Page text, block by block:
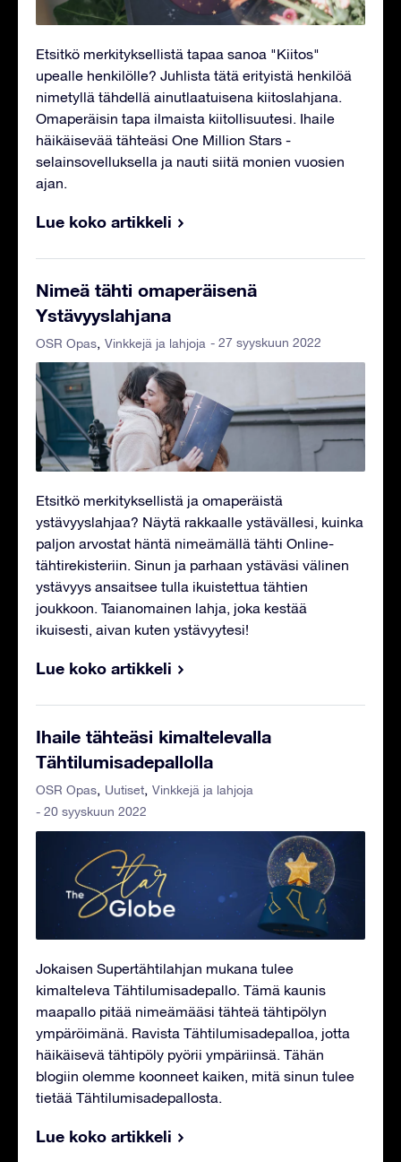
Etsitkö merkityksellistä tapaa sanoa "Kiitos"
upealle henkilölle? Juhlista tätä erityistä henkilöä
nimetyllä tähdellä ainutlaatuisena kiitoslahjana.
Omaperäisin tapa ilmaista kiitollisuutesi. Ihaile
häikäisevää tähteäsi One Million Stars -
selainsovelluksella ja nauti siitä monien vuosien
ajan.
Lue koko artikkeli
Nimeä tähti omaperäisenä
Ystävyyslahjana
OSR Opas Vinkkejä ja lahjoja - 27 syyskuun 2022
Etsitkö merkityksellistä ja omaperäistä
ystävyyslahjaa? Näytä rakkaalle ystävällesi, kuinka
paljon arvostat häntä nimeämällä tähti Online-
tähtirekisteriin. Sinun ja parhaan ystäväsi välinen
ystävyys ansaitsee tulla ikuistettua tähtien
joukkoon. Taianomainen lahja, joka kestää
ikuisesti, aivan kuten ystävyytesi!
Lue koko artikkeli
Ihaile tähteäsi kimaltelevalla
Tähtilumisadepallolla
OSR Opas Uutiset Vinkkejä ja lahjoja
- 20 syyskuun 2022
Jokaisen Supertähtilahjan mukana tulee
kimalteleva Tähtilumisadepallo. Tämä kaunis
maapallo pitää nimeämääsi tähteä tähtipölyn
ympäröimänä. Ravista Tähtilumisadepalloa, jotta
häikäisevä tähtipöly pyörii ympäriinsä. Tähän
blogiin olemme koonneet kaiken, mitä sinun tulee
tietää Tähtilumisadepallosta.
Lue koko artikkeli